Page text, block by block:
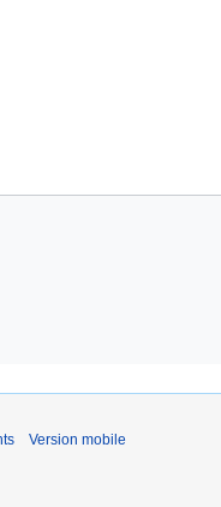
Version mobile